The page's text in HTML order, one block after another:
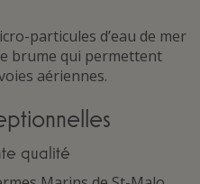
particules d’eau de mer
brume qui permettent
aériennes.
qualité